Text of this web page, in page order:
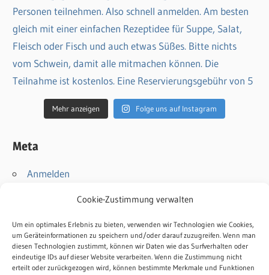
Cookie-Zustimmung verwalten
Um ein optimales Erlebnis zu bieten, verwenden wir Technologien wie Cookies,
um Geräteinformationen zu speichern und/oder darauf zuzugreifen. Wenn man
diesen Technologien zustimmt, können wir Daten wie das Surfverhalten oder
eindeutige IDs auf dieser Website verarbeiten. Wenn die Zustimmung nicht
erteilt oder zurückgezogen wird, können bestimmte Merkmale und Funktionen
Mehr anzeigen Folge uns auf Instagram
Meta
Anmelden
WordPress.org
Kontakt